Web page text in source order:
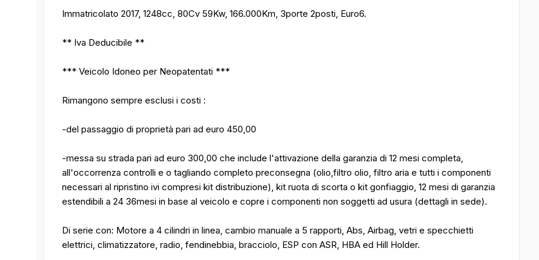
Immatricolato 2017, 1248cc, 80Cv 59Kw, 166.000Km, 3porte 2posti, Euro6.
** Iva Deducibile **
*** Veicolo Idoneo per Neopatentati ***
Rimangono sempre esclusi i costi :
-del passaggio di proprietà pari ad euro 450,00
-messa su strada pari ad euro 300,00 che include l'attivazione della garanzia di 12 mesi completa,
all'occorrenza controlli e o tagliando completo preconsegna (olio,filtro olio, filtro aria e tutti i componenti
necessari al ripristino ivi compresi kit distribuzione), kit ruota di scorta o kit gonfiaggio, 12 mesi di garanzia
estendibili a 24 36mesi in base al veicolo e copre i componenti non soggetti ad usura (dettagli in sede).
Di serie con: Motore a 4 cilindri in linea, cambio manuale a 5 rapporti, Abs, Airbag, vetri e specchietti
elettrici, climatizzatore, radio, fendinebbia, bracciolo, ESP con ASR, HBA ed Hill Holder.